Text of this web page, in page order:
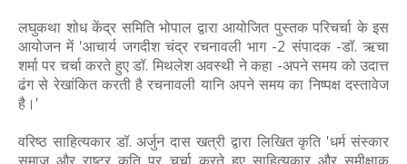
लघुकथा शोध केंद्र समिति भोपाल द्वारा आयोजित पुस्तक परिचर्चा के इस
आयोजन में 'आचार्य जगदीश चंद्र रचनावली भाग -2 संपादक -डॉ. ऋचा
शर्मा पर चर्चा करते हुए डॉ. मिथलेश अवस्थी ने कहा -अपने समय को उदात्त
ढंग से रेखांकित करती है रचनावली यानि अपने समय का निष्पक्ष दस्तावेज
है।'
वरिष्ठ साहित्यकार डॉ. अर्जुन दास खत्री द्वारा लिखित कृति 'धर्म संस्कार